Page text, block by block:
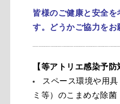
皆様のご健康と安全
す。どうかご協力をお
【等アトリエ感染予防
スペース環境や用
ミ等）のこまめな除菌